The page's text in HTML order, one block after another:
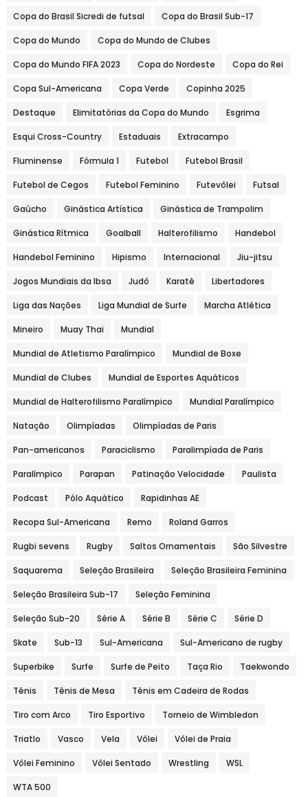
Copa do Brasil Sicredi de futsal Copa do Brasil Sub-17
Copa do Mundo Copa do Mundo de Clubes
Copa do Mundo FIFA 2023 Copa do Nordeste Copa do Rei
Copa Sul-Americana Copa Verde Copinha 2025
Destaque Elimitatórias da Copa do Mundo Esgrima
Esqui Cross-Country Estaduais Extracampo
Fluminense Fórmula 1 Futebol Futebol Brasil
Futebol de Cegos Futebol Feminino Futevôlei Futsal
Gaúcho Ginástica Artística Ginástica de Trampolim
Ginástica Rítmica Goalball Halterofilismo Handebol
Handebol Feminino Hipismo Internacional Jiu-jitsu
Jogos Mundiais da Ibsa Judô Karatê Libertadores
Liga das Nações Liga Mundial de Surfe Marcha Atlética
Mineiro Muay Thai Mundial
Mundial de Atletismo Paralímpico Mundial de Boxe
Mundial de Clubes Mundial de Esportes Aquáticos
Mundial de Halterofilismo Paralímpico Mundial Paralímpico
Natação Olimpíadas Olimpíadas de Paris
Pan-americanos Paraciclismo Paralimpíada de Paris
Paralímpico Parapan Patinação Velocidade Paulista
Podcast Pólo Aquático Rapidinhas AE
Recopa Sul-Americana Remo Roland Garros
Rugbi sevens Rugby Saltos Ornamentais São Silvestre
Saquarema Seleção Brasileira Seleção Brasileira Feminina
Seleção Brasileira Sub-17 Seleção Feminina
Seleção Sub-20 Série A Série B Série C Série D
Skate Sub-13 Sul-Americana Sul-Americano de rugby
Superbike Surfe Surfe de Peito Taça Rio Taekwondo
Tênis Tênis de Mesa Tênis em Cadeira de Rodas
Tiro com Arco Tiro Esportivo Torneio de Wimbledon
Triatlo Vasco Vela Vôlei Vôlei de Praia
Vôlei Feminino Vôlei Sentado Wrestling WSL
WTA 500